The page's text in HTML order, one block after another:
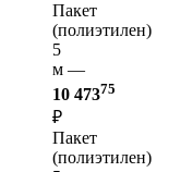
Пакет
(полиэтилен)
5
м —
10 47375
₽
Пакет
(полиэтилен)